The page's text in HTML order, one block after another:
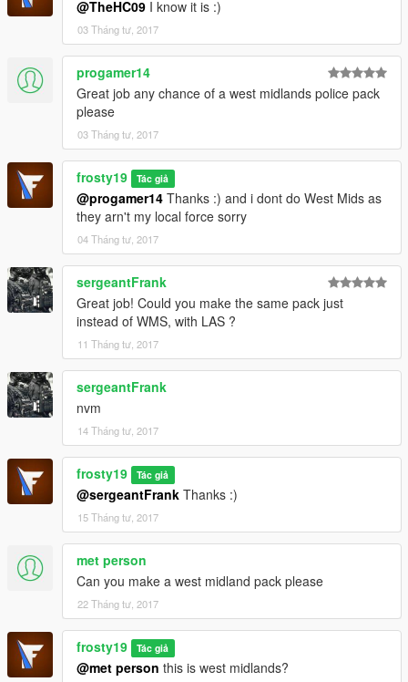
@TheHC09 I know it is :)
03 Tháng tư, 2017
progamer14
Great job any chance of a west midlands police pack
please
03 Tháng tư, 2017
frosty19 Tác giả
@progamer14 Thanks :) and i dont do West Mids as
they arn't my local force sorry
04 Tháng tư, 2017
sergeantFrank
Great job! Could you make the same pack just
instead of WMS, with LAS ?
11 Tháng tư, 2017
sergeantFrank
nvm
14 Tháng tư, 2017
frosty19 Tác giả
@sergeantFrank Thanks :)
15 Tháng tư, 2017
met person
Can you make a west midland pack please
22 Tháng tư, 2017
frosty19 Tác giả
@met person this is west midlands?